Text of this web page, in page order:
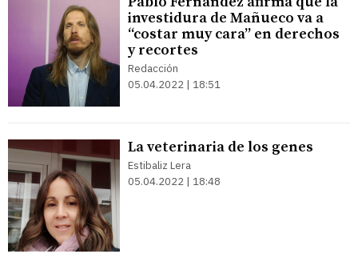
investidura de Mañueco va a
“costar muy cara” en derechos
y recortes
Redacción
05.04.2022 | 18:51
La veterinaria de los genes
Estibaliz Lera
05.04.2022 | 18:48